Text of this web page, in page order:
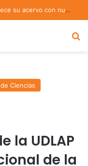
La Colección de Arte UDLAP fortalece su acervo con nuevas obras de artistas emergentes y consolidados
Ciencias
la UDLAP
de la